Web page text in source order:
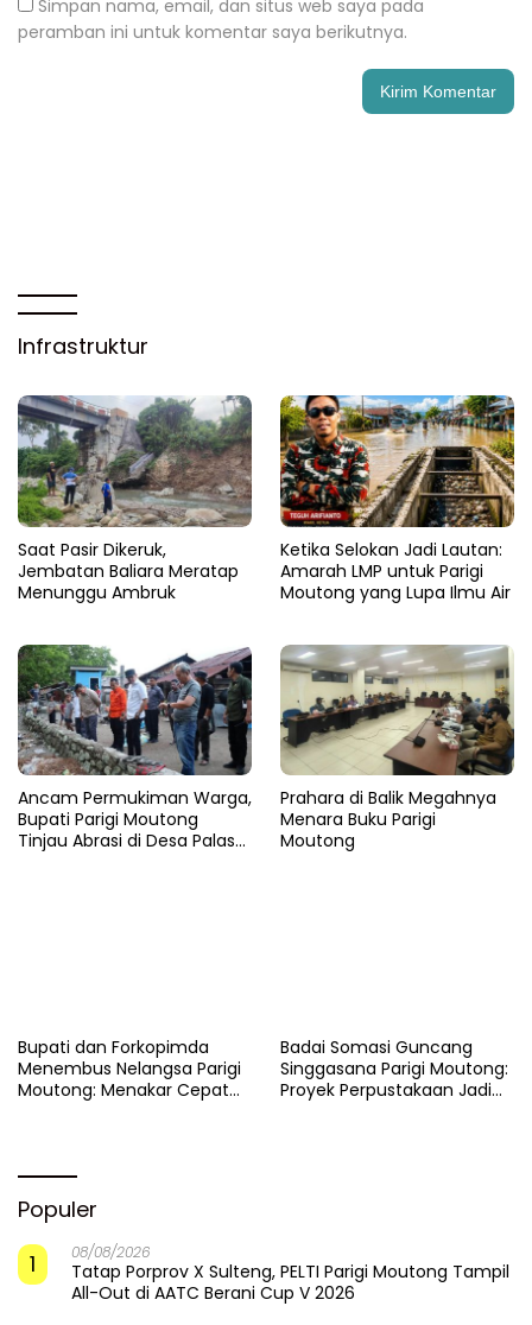
Simpan nama, email, dan situs web saya pada
peramban ini untuk komentar saya berikutnya.
Infrastruktur
Saat Pasir Dikeruk,
Jembatan Baliara Meratap
Menunggu Ambruk
Ketika Selokan Jadi Lautan:
Amarah LMP untuk Parigi
Moutong yang Lupa Ilmu Air
Ancam Permukiman Warga,
Bupati Parigi Moutong
Tinjau Abrasi di Desa Palasa
Prahara di Balik Megahnya
Menara Buku Parigi
Moutong
​Bupati dan Forkopimda
Menembus Nelangsa Parigi
Moutong: Menakar Cepat
Badai Somasi Guncang
Singgasana Parigi Moutong:
Proyek Perpustakaan Jadi
Populer
1
08/08/2026
Tatap Porprov X Sulteng, PELTI Parigi Moutong Tampil
All-Out di AATC Berani Cup V 2026